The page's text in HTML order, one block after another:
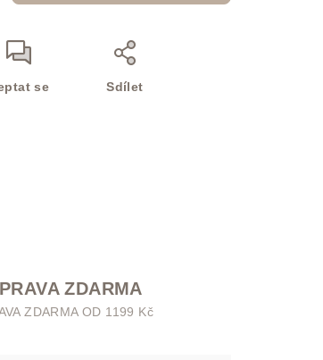
se Sdílet
ZDARMA
ZDARMA OD 1199 Kč